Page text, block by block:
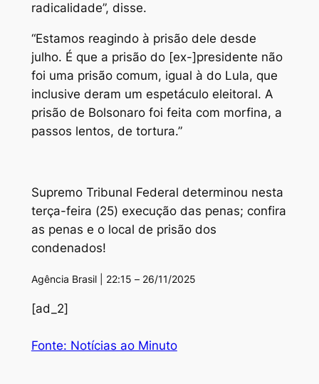
radicalidade”, disse.
“Estamos reagindo à prisão dele desde
julho. É que a prisão do [ex-]presidente não
foi uma prisão comum, igual à do Lula, que
inclusive deram um espetáculo eleitoral. A
prisão de Bolsonaro foi feita com morfina, a
passos lentos, de tortura.”
Supremo Tribunal Federal determinou nesta
terça-feira (25) execução das penas; confira
as penas e o local de prisão dos
condenados!
Agência Brasil | 22:15 – 26/11/2025
[ad_2]
Fonte: Notícias ao Minuto